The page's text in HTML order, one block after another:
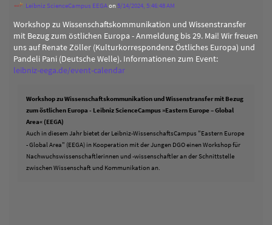
Leibniz ScienceCampus EEGAon5/14/2024, 5:46:48 AM
Workshop zu Wissenschaftskommunikation und Wissenstransfer
mit Bezug zum östlichen Europa - Anmeldung bis 29. Mai! Wir freuen
uns auf Renate Zöller (Kulturkorrespondenz Östliches Europa) und
Pandeli Pani (Deutsche Welle). Informationen zum Event:
leibniz-eega.de/event-calendar
Workshop zu Wissenschaftskommunikation und Wissenstransfer mit Bezug
zum östlichen Europa - Leibniz ScienceCampus »Eastern Europe – Global
Area« (EEGA)
Auch in diesem Jahr bietet der Leibniz-WissenschaftsCampus "Eastern Europe
- Global Area" (EEGA) in Kooperation mit der Jungen DGO einen Workshop für
Nachwuchswissenschaftlerinnen und -wissenschaftler an der Schnittstelle
zwischen Wissenschaft und Kommunikation an.